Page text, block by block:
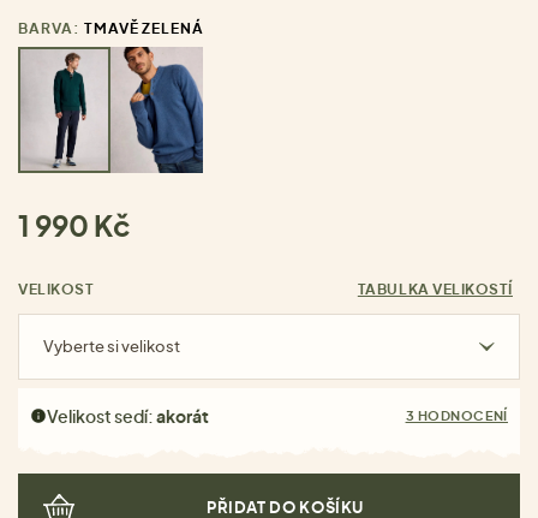
BARVA: TMAVĚ ZELENÁ
1 990 Kč
VELIKOST TABULKA VELIKOSTÍ
Vyberte si velikost
Velikost sedí:akorát 3 HODNOCENÍ
PŘIDAT DO KOŠÍKU